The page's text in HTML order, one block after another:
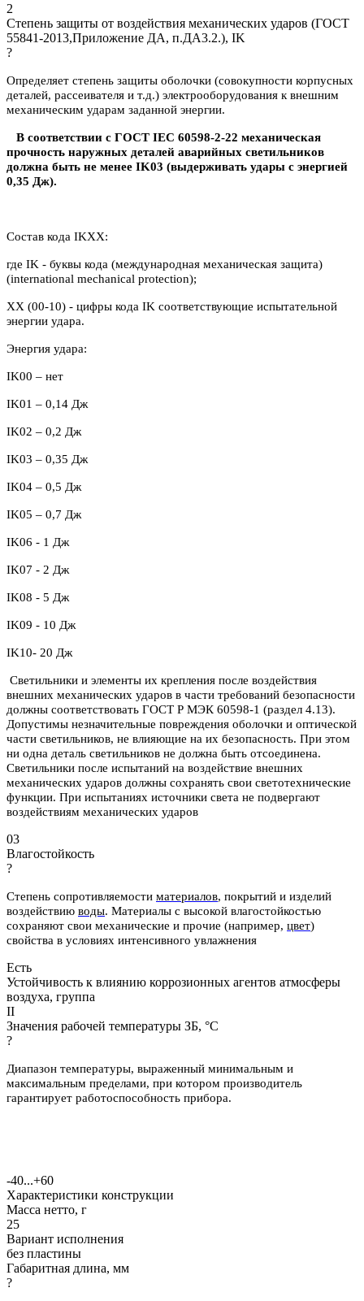
2
Степень защиты от воздействия механических ударов (ГОСТ
55841-2013,Приложение ДА, п.ДА3.2.), IK
?
Определяет степень защиты оболочки (совокупности корпусных
деталей, рассеивателя и т.д.) электрооборудования к внешним
механическим ударам заданной энергии.
В соответствии с ГОСТ IEC 60598-2-22 механическая
прочность наружных деталей аварийных светильников
должна быть не менее IK03 (выдерживать удары с энергией
0,35 Дж).
Состав кода IKXX:
где IK - буквы кода (международная механическая защита)
(international mechanical protection);
XX (00-10) - цифры кода IK соответствующие испытательной
энергии удара.
Энергия удара:
IK00 – нет
IK01 – 0,14 Дж
IK02 – 0,2 Дж
IK03 – 0,35 Дж
IK04 – 0,5 Дж
IK05 – 0,7 Дж
IK06 - 1 Дж
IK07 - 2 Дж
IK08 - 5 Дж
IK09 - 10 Дж
IK10- 20 Дж
Светильники и элементы их крепления после воздействия
внешних механических ударов в части требований безопасности
должны соответствовать ГОСТ Р МЭК 60598-1 (раздел 4.13).
Допустимы незначительные повреждения оболочки и оптической
части светильников, не влияющие на их безопасность. При этом
ни одна деталь светильников не должна быть отсоединена.
Светильники после испытаний на воздействие внешних
механических ударов должны сохранять свои светотехнические
функции. При испытаниях источники света не подвергают
воздействиям механических ударов
03
Влагостойкость
?
Степень сопротивляемости материалов, покрытий и изделий
воздействию воды. Материалы с высокой влагостойкостью
сохраняют свои механические и прочие (например, цвет)
свойства в условиях интенсивного увлажнения
Есть
Устойчивость к влиянию коррозионных агентов атмосферы
воздуха, группа
II
Значения рабочей температуры ЗБ, °С
?
Диапазон температуры, выраженный минимальным и
максимальным пределами, при котором производитель
гарантирует работоспособность прибора.
-40...+60
Характеристики конструкции
Масса нетто, г
25
Вариант исполнения
без пластины
Габаритная длина, мм
?